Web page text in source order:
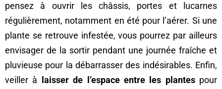
pensez à ouvrir les châssis, portes et lucarnes
régulièrement, notamment en été pour l’aérer. Si une
plante se retrouve infestée, vous pourrez par ailleurs
envisager de la sortir pendant une journée fraîche et
pluvieuse pour la débarrasser des indésirables. Enfin,
veiller à
laisser de l’espace entre les plantespour